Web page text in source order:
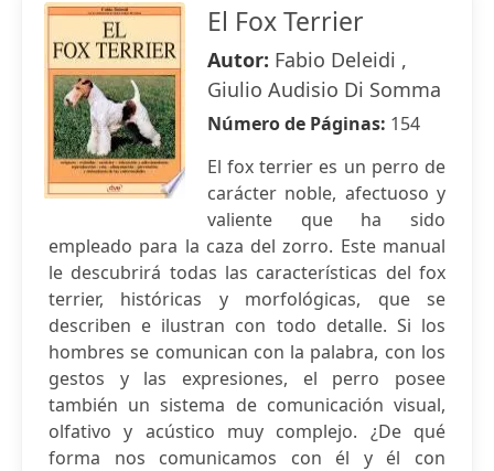
El Fox Terrier
Autor: Fabio Deleidi ,
Giulio Audisio Di Somma
Número de Páginas: 154
El fox terrier es un perro de
carácter noble, afectuoso y
valiente que ha sido
empleado para la caza del zorro. Este manual
le descubrirá todas las características del fox
terrier, históricas y morfológicas, que se
describen e ilustran con todo detalle. Si los
hombres se comunican con la palabra, con los
gestos y las expresiones, el perro posee
también un sistema de comunicación visual,
olfativo y acústico muy complejo. ¿De qué
forma nos comunicamos con él y él con